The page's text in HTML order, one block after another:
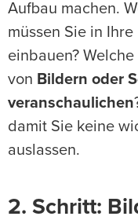
Aufbau machen.
müssen Sie in
einbauen?
von Bildern oder
veranschaulichen
damit Sie keine
auslassen.
2. Schritt: